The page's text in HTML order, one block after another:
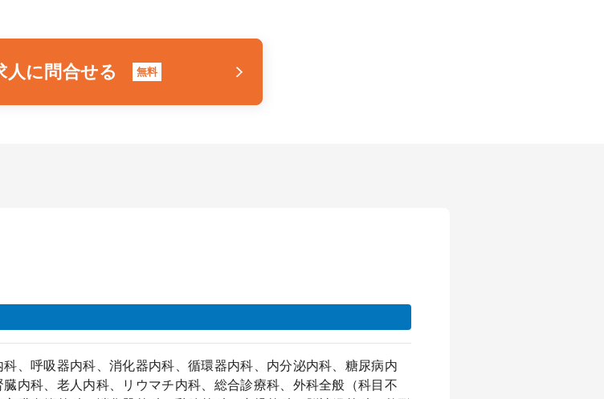
人に問合せる 無料
、呼吸器内科、消化器内科、循環器内科、内分泌内科、糖尿病内
内科、老人内科、リウマチ内科、総合診療科、外科全般（科目不